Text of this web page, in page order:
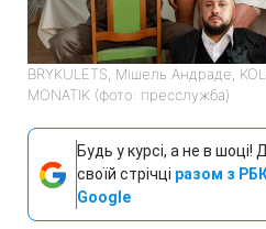
BRYKULETS, Мішель Андраде,
MONATIK (фото: пресслужба)
Будь у курсі, а не в шоці!
своїй стрічці разом з
Google